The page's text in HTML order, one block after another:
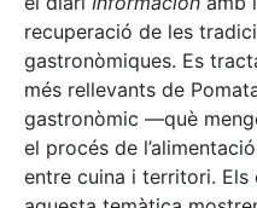
recuperació de les
gastronòmiques. Es
més rellevants de
gastronòmic —què
el procés de
entre cuina i territori.